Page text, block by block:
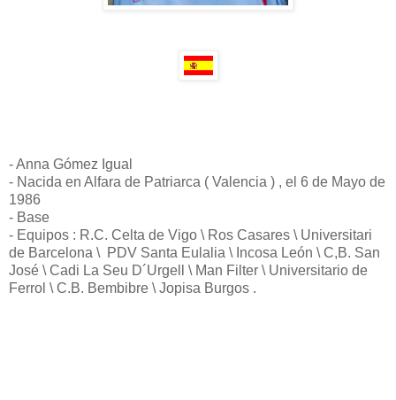
- Anna Gómez Igual
- Nacida en Alfara de Patriarca ( Valencia ) , el 6 de Mayo de
1986
- Base
- Equipos : R.C. Celta de Vigo \ Ros Casares \ Universitari
de Barcelona \ PDV Santa Eulalia \ Incosa León \ C,B. San
José \ Cadi La Seu D´Urgell \ Man Filter \ Universitario de
Ferrol \ C.B. Bembibre \ Jopisa Burgos .